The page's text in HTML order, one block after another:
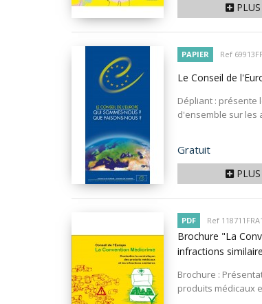
PLUS
PAPIER Ref
Le Conseil de
Dépliant : présente
d'ensemble sur les
Prix
Gratuit
PLUS
PDF Ref
Brochure "La
infractions
Brochure :
produits médicaux